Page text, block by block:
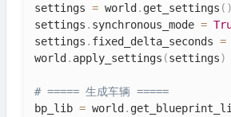
settings = world . get_settings ( )
settings . synchronous_mode =
settings . fixed_delta_seconds =
world . apply_settings (settings)
# ===== 生成车辆 =====
bp_lib = world .